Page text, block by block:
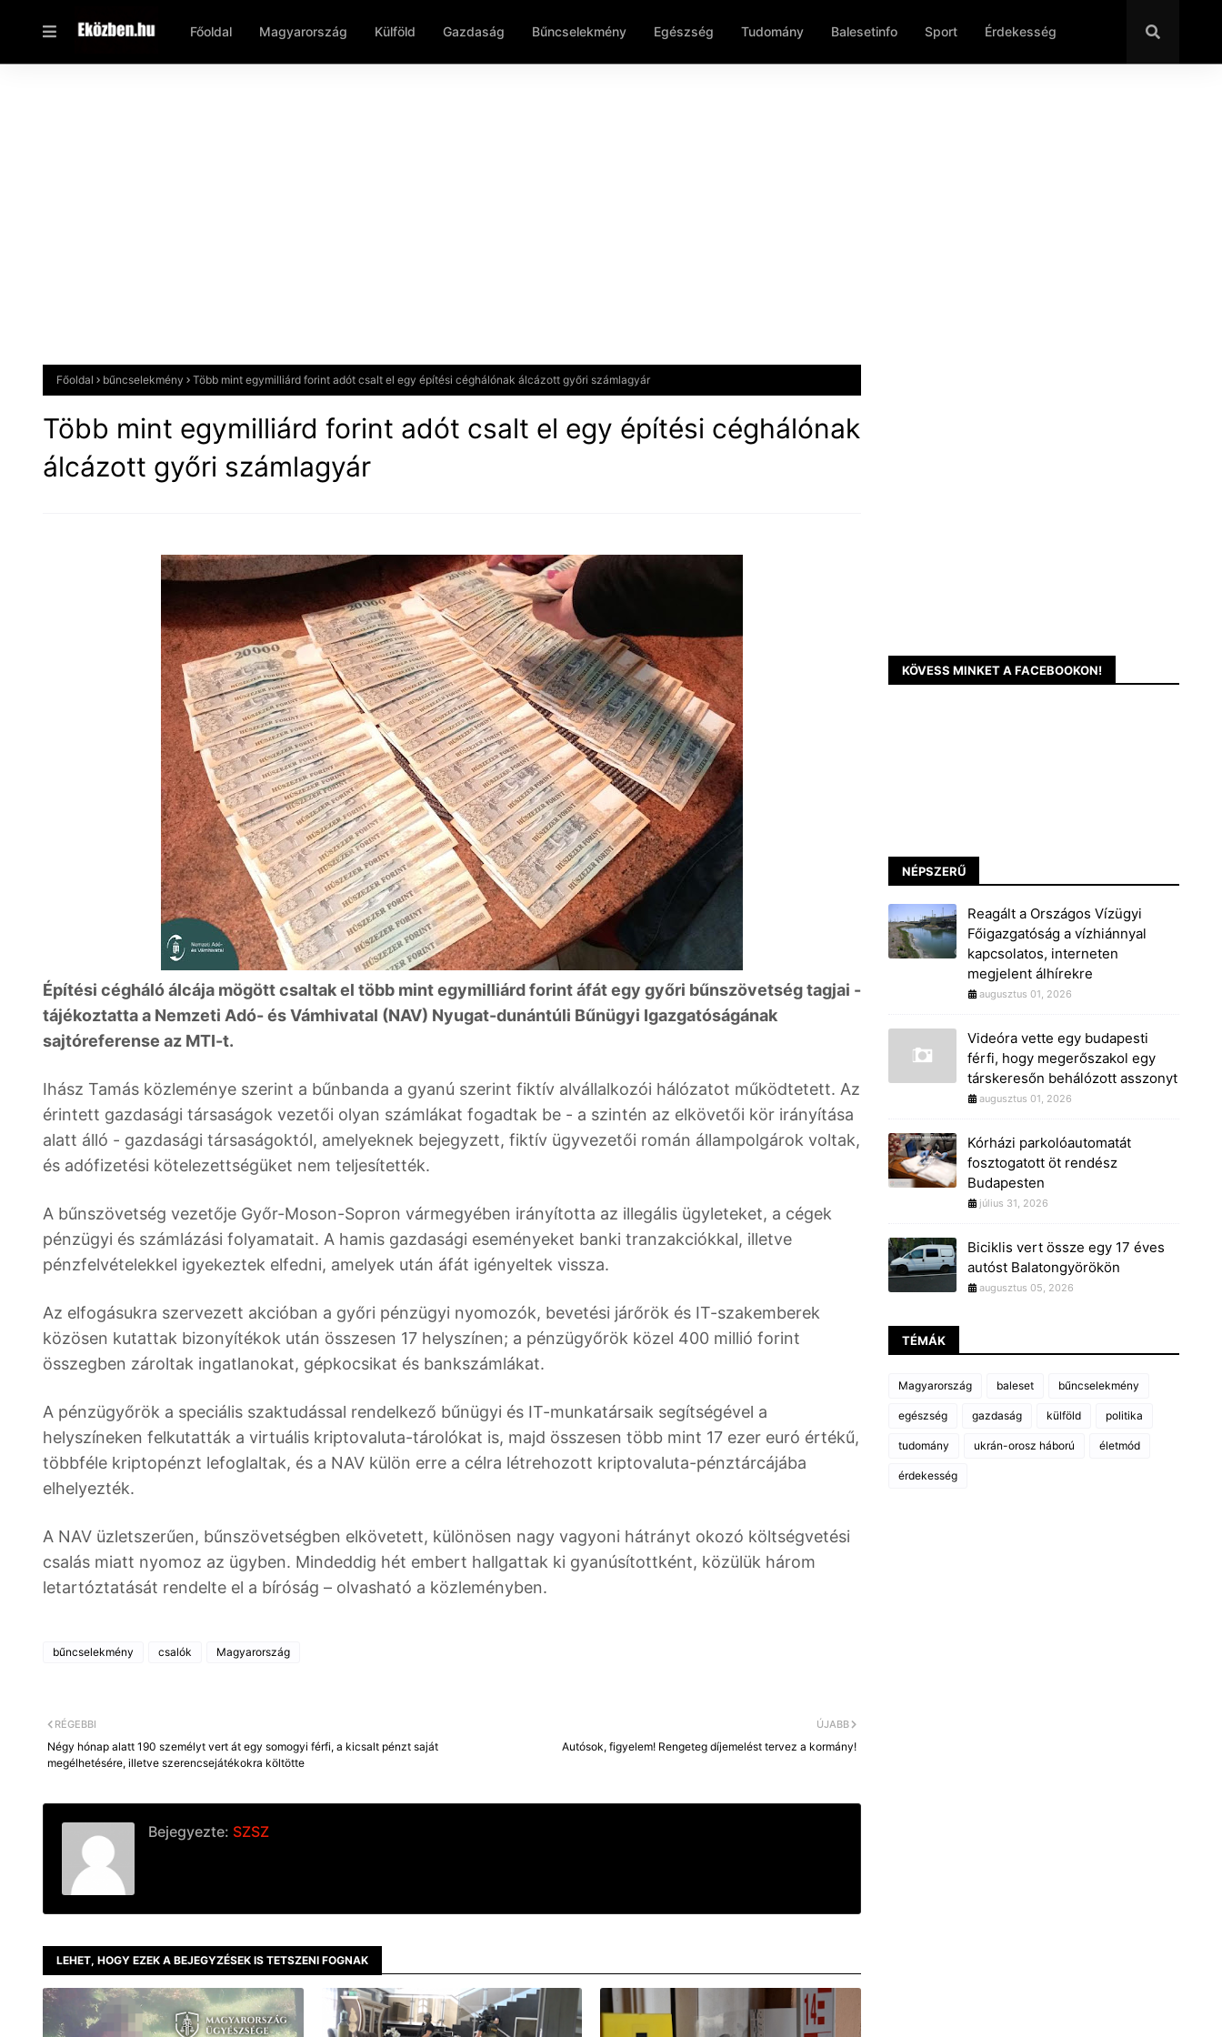
Főoldal Magyarország Külföld Gazdaság Bűncselekmény Egészség Tudomány Balesetinfo Sport Érdekesség
Főoldal bűncselekmény Több mint egymilliárd forint adót csalt el egy építési céghálónak álcázott győri számlagyár
Több mint egymilliárd forint adót csalt el egy építési céghálónak
álcázott győri számlagyár
Építési cégháló álcája mögött csaltak el több mint egymilliárd forint áfát egy győri bűnszövetség tagjai -
tájékoztatta a Nemzeti Adó- és Vámhivatal (NAV) Nyugat-dunántúli Bűnügyi Igazgatóságának
sajtóreferense az MTI-t.
Ihász Tamás közleménye szerint a bűnbanda a gyanú szerint fiktív alvállalkozói hálózatot működtetett. Az
érintett gazdasági társaságok vezetői olyan számlákat fogadtak be - a szintén az elkövetői kör irányítása
alatt álló - gazdasági társaságoktól, amelyeknek bejegyzett, fiktív ügyvezetői román állampolgárok voltak,
és adófizetési kötelezettségüket nem teljesítették.
A bűnszövetség vezetője Győr-Moson-Sopron vármegyében irányította az illegális ügyleteket, a cégek
pénzügyi és számlázási folyamatait. A hamis gazdasági eseményeket banki tranzakciókkal, illetve
pénzfelvételekkel igyekeztek elfedni, amelyek után áfát igényeltek vissza.
Az elfogásukra szervezett akcióban a győri pénzügyi nyomozók, bevetési járőrök és IT-szakemberek
közösen kutattak bizonyítékok után összesen 17 helyszínen; a pénzügyőrök közel 400 millió forint
összegben zároltak ingatlanokat, gépkocsikat és bankszámlákat.
A pénzügyőrök a speciális szaktudással rendelkező bűnügyi és IT-munkatársaik segítségével a
helyszíneken felkutatták a virtuális kriptovaluta-tárolókat is, majd összesen több mint 17 ezer euró értékű,
többféle kriptopénzt lefoglaltak, és a NAV külön erre a célra létrehozott kriptovaluta-pénztárcájába
elhelyezték.
A NAV üzletszerűen, bűnszövetségben elkövetett, különösen nagy vagyoni hátrányt okozó költségvetési
csalás miatt nyomoz az ügyben. Mindeddig hét embert hallgattak ki gyanúsítottként, közülük három
letartóztatását rendelte el a bíróság – olvasható a közleményben.
bűncselekmény csalók Magyarország
ÚJABB
Autósok, figyelem! Rengeteg díjemelést tervez a kormány!
RÉGEBBI
Négy hónap alatt 190 személyt vert át egy somogyi férfi, a kicsalt pénzt saját
megélhetésére, illetve szerencsejátékokra költötte
Bejegyezte: SZSZ
LEHET, HOGY EZEK A BEJEGYZÉSEK IS TETSZENI FOGNAK
KÖVESS MINKET A FACEBOOKON!
NÉPSZERŰ
Reagált a Országos Vízügyi
Főigazgatóság a vízhiánnyal
kapcsolatos, interneten
megjelent álhírekre
augusztus 01, 2026
Videóra vette egy budapesti
férfi, hogy megerőszakol egy
társkeresőn behálózott asszonyt
augusztus 01, 2026
Kórházi parkolóautomatát
fosztogatott öt rendész
Budapesten
július 31, 2026
Biciklis vert össze egy 17 éves
autóst Balatongyörökön
augusztus 05, 2026
TÉMÁK
Magyarország baleset bűncselekmény
egészség gazdaság külföld politika
tudomány ukrán-orosz háború életmód
érdekesség